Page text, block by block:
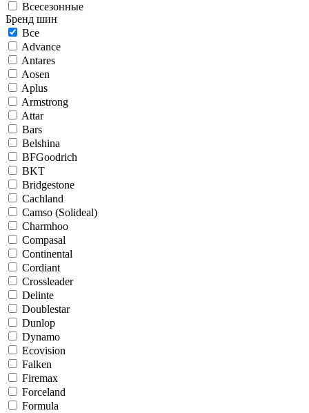
Всесезонные
Бренд шин
Все
Advance
Antares
Aosen
Aplus
Armstrong
Attar
Bars
Belshina
BFGoodrich
BKT
Bridgestone
Cachland
Camso (Solideal)
Charmhoo
Compasal
Continental
Cordiant
Crossleader
Delinte
Doublestar
Dunlop
Dynamo
Ecovision
Falken
Firemax
Forceland
Formula